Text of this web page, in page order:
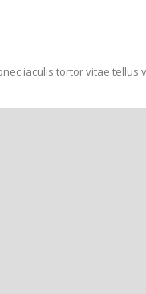
iaculis tortor vitae